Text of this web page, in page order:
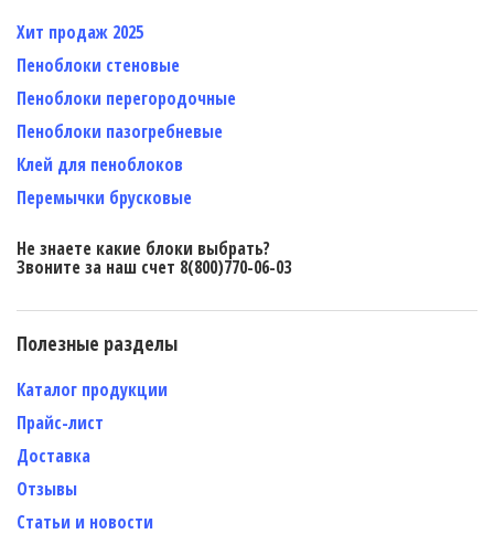
Хит продаж 2025
Пеноблоки стеновые
Пеноблоки перегородочные
Пеноблоки пазогребневые
Клей для пеноблоков
Перемычки брусковые
Не знаете какие блоки выбрать?
Звоните за наш счет 8(800)770-06-03
Полезные разделы
Каталог продукции
Прайс-лист
Доставка
Отзывы
Статьи и новости